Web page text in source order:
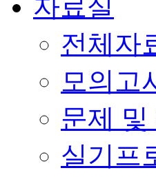
자료실
전체자
모의고
문제 및
실기프